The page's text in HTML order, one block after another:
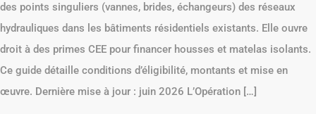
des points singuliers (vannes, brides, échangeurs) des réseaux
hydrauliques dans les bâtiments résidentiels existants. Elle ouvre
droit à des primes CEE pour financer housses et matelas isolants.
Ce guide détaille conditions d’éligibilité, montants et mise en
œuvre. Dernière mise à jour : juin 2026 L’Opération […]